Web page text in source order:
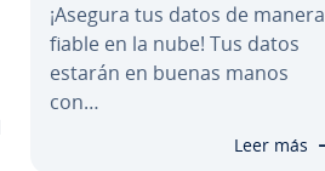
¡Asegura tus datos de manera
fiable en la nube! Tus datos
estarán en buenas manos
con…
Leer más